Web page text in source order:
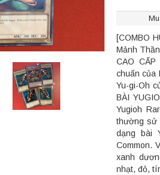
[COMBO
Mảnh
CAO
chuẩn của
Yu-gi-Oh
BÀI
Yugioh
thường sử
dạng bài
Common.
xanh
nhạt, đỏ,